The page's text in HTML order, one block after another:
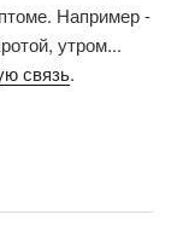
Например -
утром...
связь.